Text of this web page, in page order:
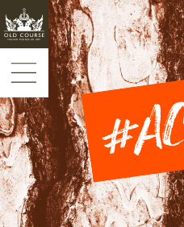
Panneau de gestion des cookies